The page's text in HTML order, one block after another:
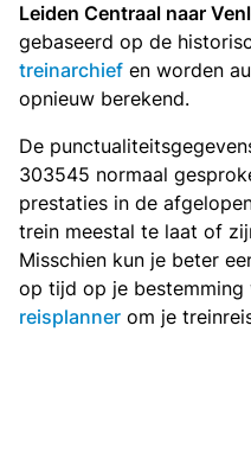
Leiden Centraal naar
gebaseerd op de
treinarchief en worden
opnieuw berekend.
De
303545 normaal
prestaties in de
trein meestal te laat of
Misschien kun je beter
op tijd op je bestemming
reisplanner om je